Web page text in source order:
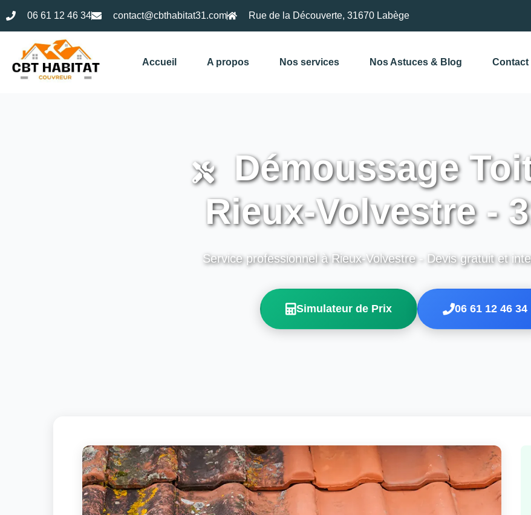
06 61 12 46 34 contact@cbthabitat31.com Rue de la Découverte, 31670 Labège
Accueil A propos Nos services Nos Astuces & Blog Contact
Démoussage
Rieux-Volvestre -
Service professionnel à Rieux-Volvestre - Devis gratuit et
Simulateur de Prix 06 61 12 46 34